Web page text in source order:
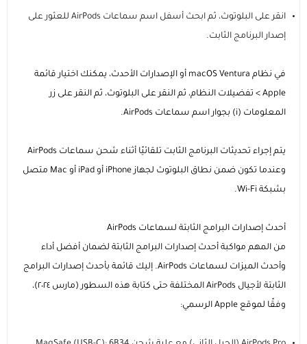
انقر على البلوتوث، ثم ابحث أسفل اسم سماعات AirPods للعثور على
إصدار البرنامج الثابت.
في نظام macOS Ventura أو الإصدارات الأحدث، يمكنك اختيار قائمة
Apple > تفضيلات النظام، ثم النقر على البلوتوث، ثم النقر على زر
المعلومات (i) بجوار اسم سماعات AirPods.
يتم إجراء تحديثات البرنامج الثابت تلقائيًا أثناء شحن سماعات AirPods
وعندما تكون ضمن نطاق البلوتوث لجهاز iPhone أو iPad أو Mac متصل
بشبكة Wi-Fi.
أحدث إصدارات البرامج الثابتة لسماعات AirPods
من المهم مواكبة أحدث إصدارات البرامج الثابتة لضمان أفضل أداء
وأحدث الميزات لسماعات AirPods. إليك قائمة بأحدث إصدارات البرامج
الثابتة لأجيال AirPods المختلفة حتى كتابة هذه السطور (مارس ٢٠٢٤)،
وفقًا لموقع Apple الرسمي: